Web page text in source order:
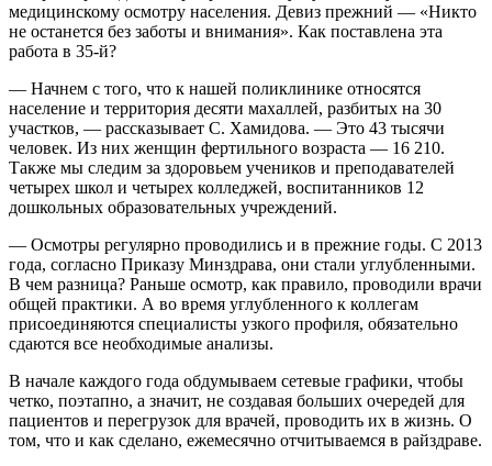
медицинскому осмотру населения. Девиз прежний — «Никто
не останется без заботы и внимания». Как поставлена эта
работа в 35-й?
— Начнем с того, что к нашей поликлинике относятся
население и территория десяти махаллей, разбитых на 30
участков, — рассказывает С. Хамидова. — Это 43 тысячи
человек. Из них женщин фертильного возраста — 16 210.
Также мы следим за здоровьем учеников и преподавателей
четырех школ и четырех колледжей, воспитанников 12
дошкольных образовательных учреждений.
— Осмотры регулярно проводились и в прежние годы. С 2013
года, согласно Приказу Минздрава, они стали углубленными.
В чем разница? Раньше осмотр, как правило, проводили врачи
общей практики. А во время углубленного к коллегам
присоединяются специалисты узкого профиля, обязательно
сдаются все необходимые анализы.
В начале каждого года обдумываем сетевые графики, чтобы
четко, поэтапно, а значит, не создавая больших очередей для
пациентов и перегрузок для врачей, проводить их в жизнь. О
том, что и как сделано, ежемесячно отчитываемся в райздраве.